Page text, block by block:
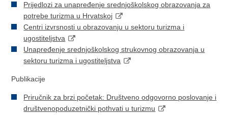
Prijedlozi za unapređenje srednjoškolskog obrazovanja za
potrebe turizma u Hrvatskoj
Centri izvrsnosti u obrazovanju u sektoru turizma i
ugostiteljstva
Unapređenje srednjoškolskog strukovnog obrazovanja u
sektoru turizma i ugostiteljstva
Publikacije
Priručnik za brzi početak: Društveno odgovorno poslovanje i
društvenopoduzetnički pothvati u turizmu